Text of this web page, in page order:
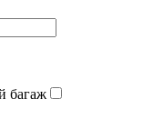
багаж